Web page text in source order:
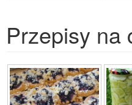
Przepisy na